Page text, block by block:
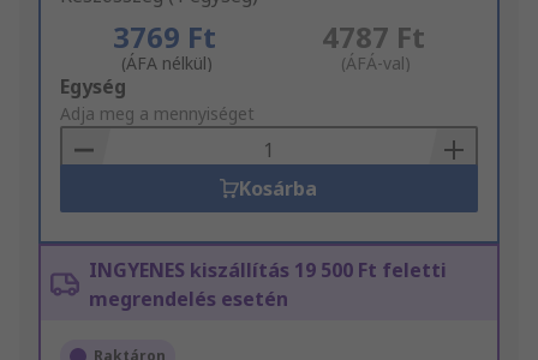
3769 Ft
(ÁFA nélkül)
4787 Ft
(ÁFÁ-val)
Add
to
Basket
Egység
Adja meg a mennyiséget
Kosárba
INGYENES kiszállítás 19 500 Ft feletti
megrendelés esetén